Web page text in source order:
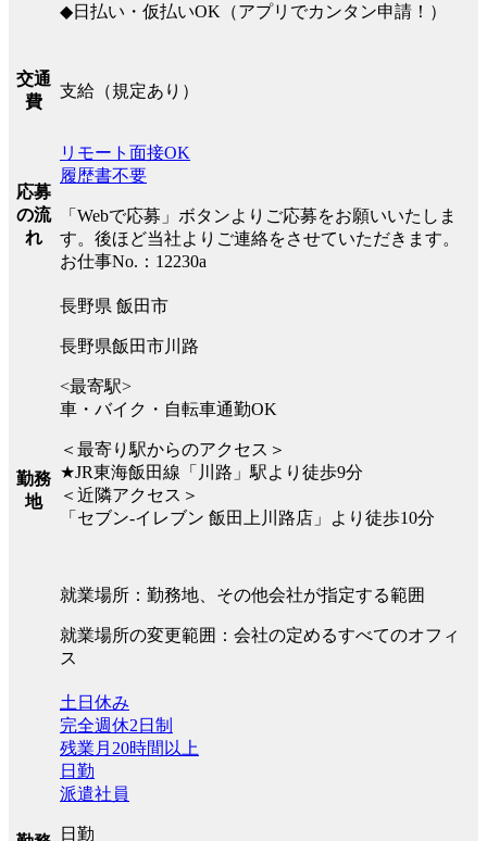
◆日払い・仮払いOK（アプリでカンタン申請！）
交通
費
支給（規定あり）
応募
の流
れ
リモート面接OK
履歴書不要
「Webで応募」ボタンよりご応募をお願いいたしま
す。後ほど当社よりご連絡をさせていただきます。
お仕事No.：12230a
勤務
地
長野県 飯田市
長野県飯田市川路
<最寄駅>
車・バイク・自転車通勤OK
＜最寄り駅からのアクセス＞
★JR東海飯田線「川路」駅より徒歩9分
＜近隣アクセス＞
「セブン-イレブン 飯田上川路店」より徒歩10分
就業場所：勤務地、その他会社が指定する範囲
就業場所の変更範囲：会社の定めるすべてのオフィ
ス
土日休み
完全週休2日制
残業月20時間以上
日勤
派遣社員
日勤